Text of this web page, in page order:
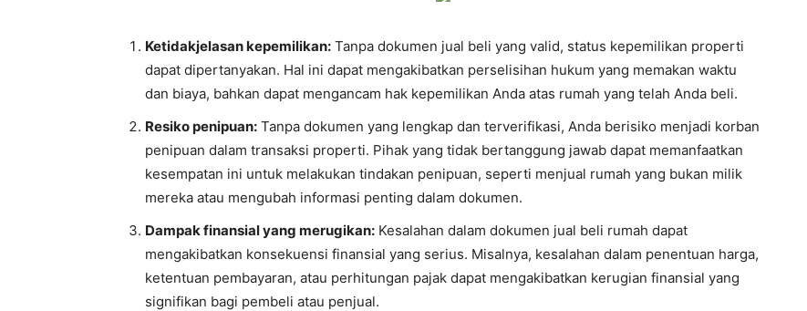
Ketidakjelasan kepemilikan: Tanpa dokumen jual beli yang valid, status kepemilikan properti
dapat dipertanyakan. Hal ini dapat mengakibatkan perselisihan hukum yang memakan waktu
dan biaya, bahkan dapat mengancam hak kepemilikan Anda atas rumah yang telah Anda beli.
Resiko penipuan: Tanpa dokumen yang lengkap dan terverifikasi, Anda berisiko menjadi korban
penipuan dalam transaksi properti. Pihak yang tidak bertanggung jawab dapat memanfaatkan
kesempatan ini untuk melakukan tindakan penipuan, seperti menjual rumah yang bukan milik
mereka atau mengubah informasi penting dalam dokumen.
Dampak finansial yang merugikan: Kesalahan dalam dokumen jual beli rumah dapat
mengakibatkan konsekuensi finansial yang serius. Misalnya, kesalahan dalam penentuan harga,
ketentuan pembayaran, atau perhitungan pajak dapat mengakibatkan kerugian finansial yang
signifikan bagi pembeli atau penjual.